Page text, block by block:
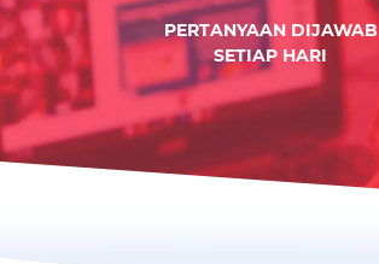
PERTANYAAN DIJAWAB
SETIAP HARI